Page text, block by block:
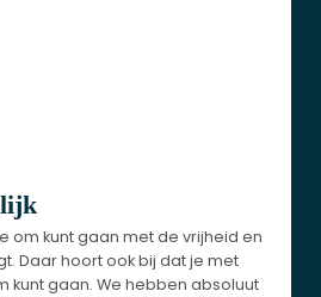
om kunt gaan met de vrijheid en
Daar hoort ook bij dat je met
kunt gaan. We hebben absoluut